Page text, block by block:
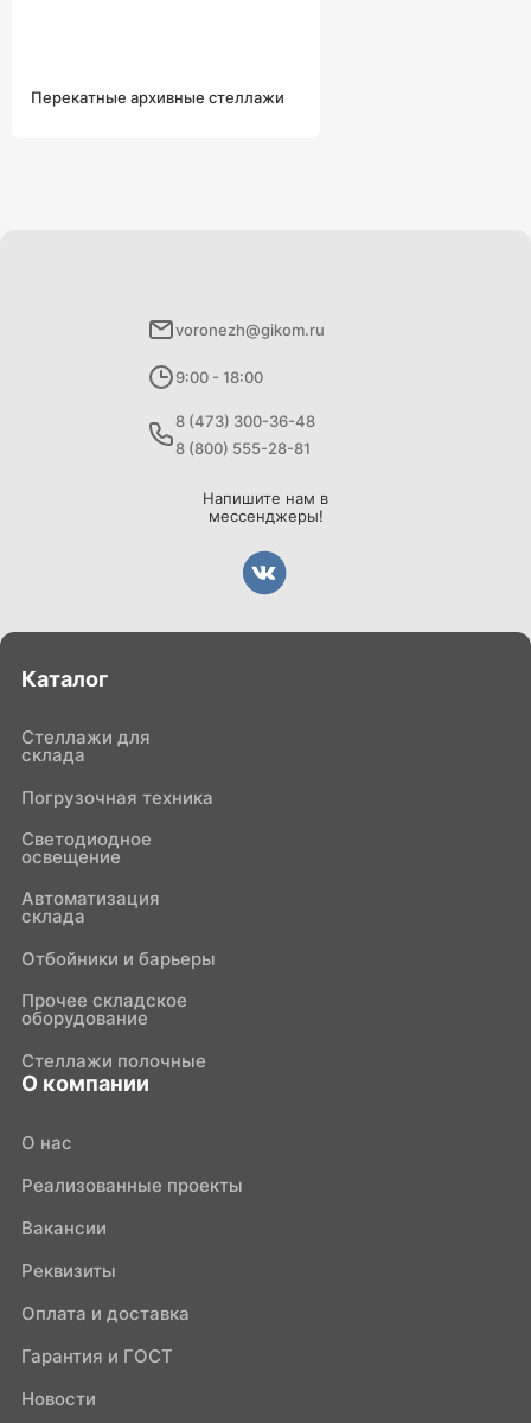
Перекатные архивные стеллажи
voronezh@gikom.ru
9:00 - 18:00
8 (473) 300-36-48
8 (800) 555-28-81
Напишите нам в
мессенджеры!
Каталог
Стеллажи для
склада
Погрузочная техника
Светодиодное
освещение
Автоматизация
склада
Отбойники и барьеры
Прочее складское
оборудование
Стеллажи полочные
О компании
О нас
Реализованные проекты
Вакансии
Реквизиты
Оплата и доставка
Гарантия и ГОСТ
Новости